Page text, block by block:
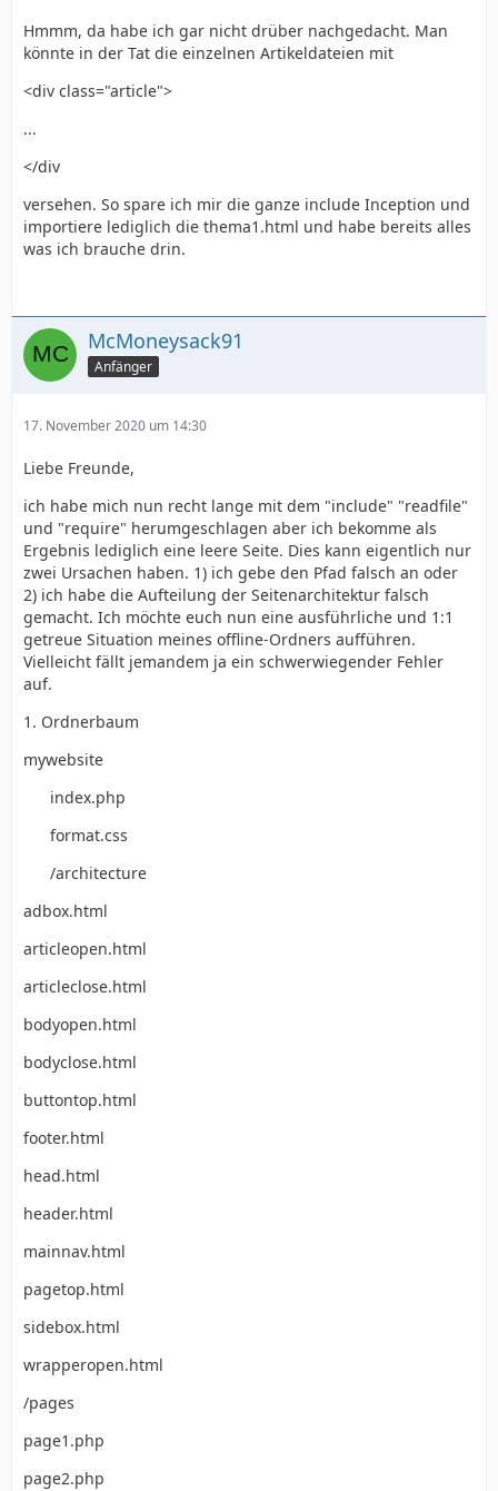
Hmmm, da habe ich gar nicht drüber nachgedacht. Man
könnte in der Tat die einzelnen Artikeldateien mit
<div class="article">
...
</div
versehen. So spare ich mir die ganze include Inception und
importiere lediglich die thema1.html und habe bereits alles
was ich brauche drin.
McMoneysack91
Anfänger
17. November 2020 um 14:30
Liebe Freunde,
ich habe mich nun recht lange mit dem "include" "readfile"
und "require" herumgeschlagen aber ich bekomme als
Ergebnis lediglich eine leere Seite. Dies kann eigentlich nur
zwei Ursachen haben. 1) ich gebe den Pfad falsch an oder
2) ich habe die Aufteilung der Seitenarchitektur falsch
gemacht. Ich möchte euch nun eine ausführliche und 1:1
getreue Situation meines offline-Ordners aufführen.
Vielleicht fällt jemandem ja ein schwerwiegender Fehler
auf.
1. Ordnerbaum
mywebsite
index.php
format.css
/architecture
adbox.html
articleopen.html
articleclose.html
bodyopen.html
bodyclose.html
buttontop.html
footer.html
head.html
header.html
mainnav.html
pagetop.html
sidebox.html
wrapperopen.html
/pages
page1.php
page2.php